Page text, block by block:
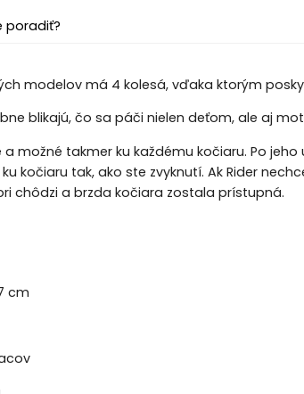
poradiť?
modelov má 4 kolesá, vďaka ktorým
blikajú, čo sa páči nielen deťom, ale aj
a možné takmer ku každému kočiaru. Po
kočiaru tak, ako ste zvyknutí. Ak Rider
chôdzi a brzda kočiara zostala prístupná.
cm